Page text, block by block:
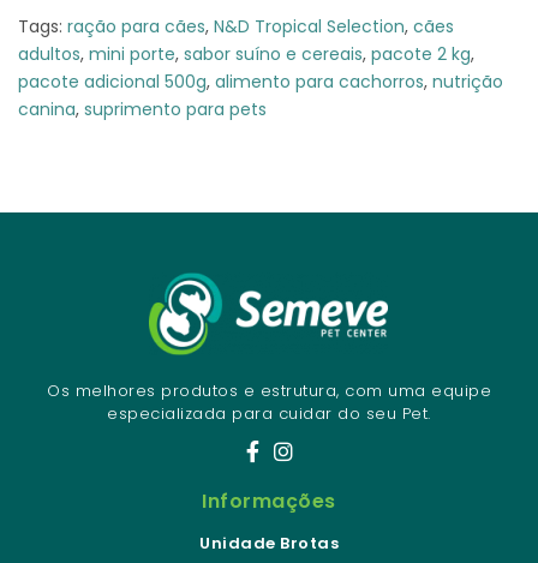
Tags: ração para cães, N&D Tropical Selection, cães
adultos, mini porte, sabor suíno e cereais, pacote 2 kg,
pacote adicional 500g, alimento para cachorros, nutrição
canina, suprimento para pets
Os melhores produtos e estrutura, com uma equipe
especializada para cuidar do seu Pet.
Informações
Unidade Brotas